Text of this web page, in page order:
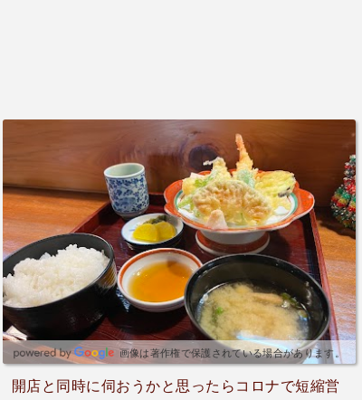
画像は著作権で保護されている場合があります。
開店と同時に伺おうかと思ったらコロナで短縮営